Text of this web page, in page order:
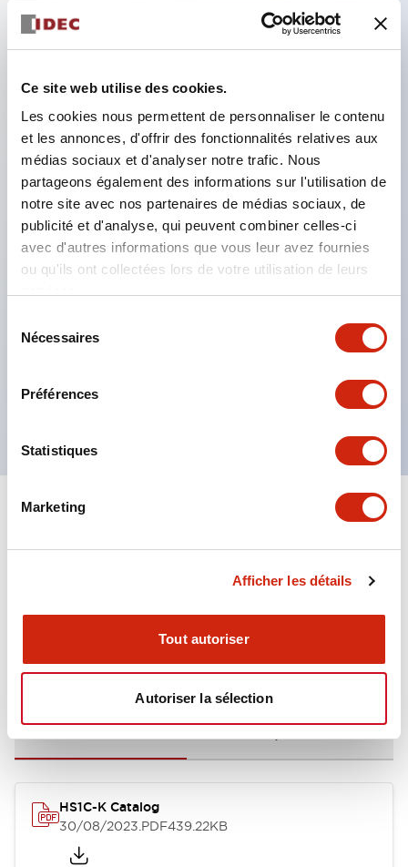
Ce site web utilise des cookies.
Les cookies nous permettent de personnaliser le contenu
et les annonces, d'offrir des fonctionnalités relatives aux
médias sociaux et d'analyser notre trafic. Nous
partageons également des informations sur l'utilisation de
notre site avec nos partenaires de médias sociaux, de
publicité et d'analyse, qui peuvent combiner celles-ci
avec d'autres informations que vous leur avez fournies
ou qu'ils ont collectées lors de votre utilisation de leurs
Nécessaires
Préférences
Statistiques
Marketing
Afficher les détails
Tout autoriser
Autoriser la sélection
Assurez-vous de verrouiller la porte/la clé pendant
le fonctionnement de la machine.
Le retrait de la clé déverrouille la porte tout en
maintenant l'état de coupure des circuits de
charge et de commande.
Idéal comme clé portable pour les zones
dangereuses.
Sélection possible du numéro de clé (10 types),
permettant d'éviter la compatibilité entre
équipements proches.
L'insertion de l'actionneur est possible dans deux
Le corps est en aluminium moulé sous pression
Spécifications Tout développer+
Documents et fichiers
HS1C-K Catalog
30/08/2023.PDF439.22KB